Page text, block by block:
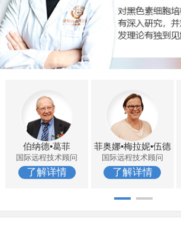
伯纳德•葛菲
国际远程技术顾问
了解详情
菲奥娜•梅拉妮•伍德
国际远程技术顾问
了解详情